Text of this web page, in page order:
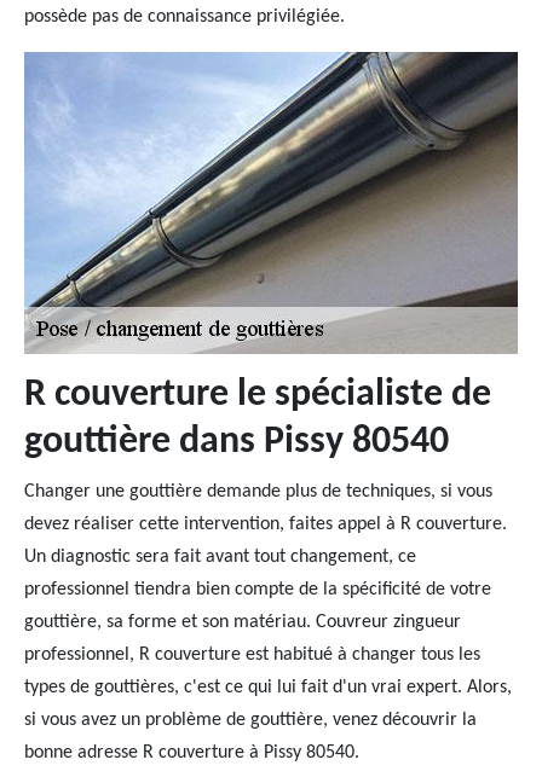
possède pas de connaissance privilégiée.
R couverture le spécialiste de
gouttière dans Pissy 80540
Changer une gouttière demande plus de techniques, si vous
devez réaliser cette intervention, faites appel à R couverture.
Un diagnostic sera fait avant tout changement, ce
professionnel tiendra bien compte de la spécificité de votre
gouttière, sa forme et son matériau. Couvreur zingueur
professionnel, R couverture est habitué à changer tous les
types de gouttières, c'est ce qui lui fait d'un vrai expert. Alors,
si vous avez un problème de gouttière, venez découvrir la
bonne adresse R couverture à Pissy 80540.